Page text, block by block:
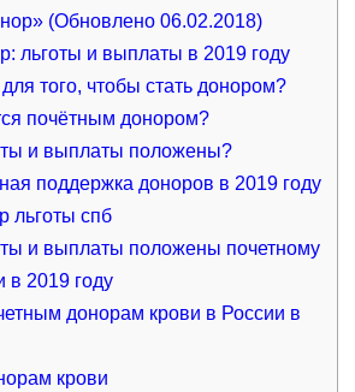
(Обновлено 06.02.2018)
льготы и выплаты в 2019 году
того, чтобы стать донором?
почётным донором?
и выплаты положены?
поддержка доноров в 2019 году
льготы спб
и выплаты положены почетному
в 2019 году
донорам крови в России в
крови